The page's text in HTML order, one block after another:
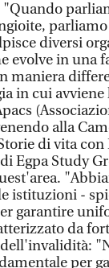
diversi
evolve in una
maniera
in cui
alla
di vita con
Egpa Study
istituzioni -
garantire
da
per